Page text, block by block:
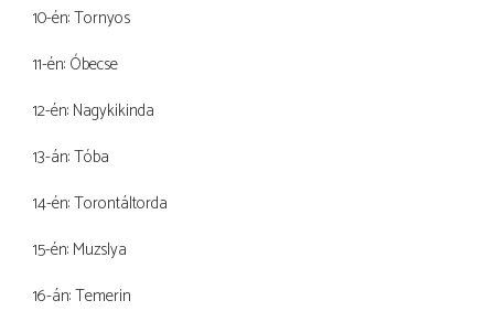
10-én: Tornyos
11-én: Óbecse
12-én: Nagykikinda
13-án: Tóba
14-én: Torontáltorda
15-én: Muzslya
16-án: Temerin